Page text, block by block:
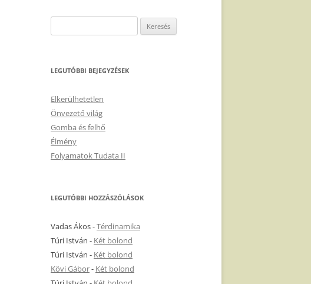
LEGUTÓBBI BEJEGYZÉSEK
Elkerülhetetlen
Önvezető világ
Gomba és felhő
Élmény
Folyamatok Tudata II
LEGUTÓBBI HOZZÁSZÓLÁSOK
Vadas Ákos-Térdinamika
Túri István - Két bolond
Túri István - Két bolond
Kövi Gábor- Két bolond